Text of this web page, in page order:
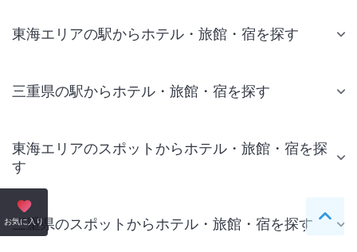
お気に入り ペー
東海エリアの駅からホテル・旅館・宿を探す
三重県の駅からホテル・旅館・宿を探す
東海エリアのスポットからホテル・旅館・宿を探
す
三重県のスポットからホテル・旅館・宿を探す